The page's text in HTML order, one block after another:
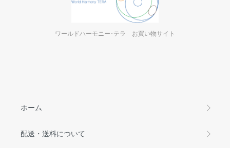
ワールドハーモニー･テラ お買い物サイト
ホーム
配送・送料について